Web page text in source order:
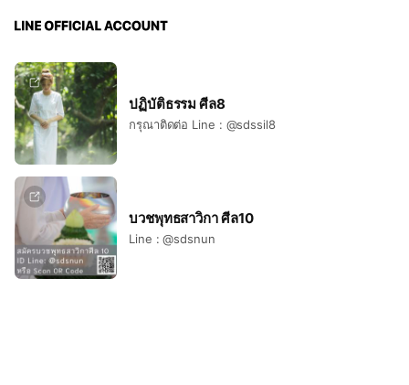
ปฏิบัติธรรม ศีล8
กรุณาติดต่อ Line : @sdssil8
บวชพุทธสาวิกา ศีล10
Line : @sdsnun